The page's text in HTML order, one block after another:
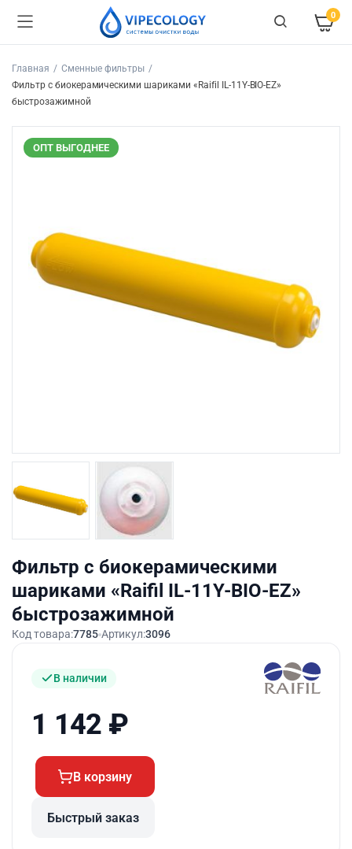
0
Главная
Сменные фильтры
Фильтр с биокерамическими шариками «Raifil IL-11Y-BIO-EZ»
быстрозажимной
ОПТ ВЫГОДНЕЕ
Фильтр с биокерамическими
шариками «Raifil IL-11Y-BIO-EZ»
быстрозажимной
Код товара:7785 Артикул:3096
В наличии
1 142 ₽
В корзину
Быстрый заказ